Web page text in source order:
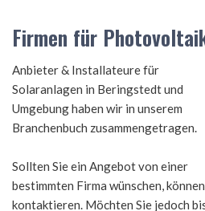
Firmen für
Anbieter & Installateure für
Solaranlagen in Beringstedt und
Umgebung haben wir in unserem
Branchenbuch zusammengetragen.
Sollten Sie ein Angebot von einer
bestimmten Firma wünschen,
kontaktieren. Möchten Sie jedoch